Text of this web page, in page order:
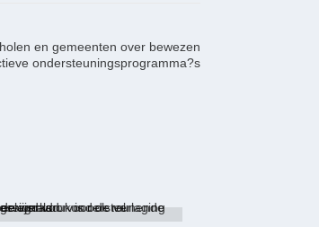
en gemeenten over bewezen
ondersteuningsprogramma?s